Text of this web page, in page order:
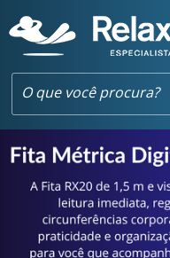
FITA MÉTRICA